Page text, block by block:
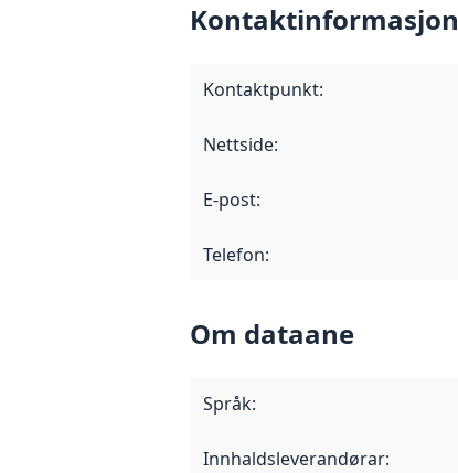
Kontaktinformasjon
Kontaktpunkt:
Nettside:
E-post:
Telefon:
Om dataane
Språk:
Innhaldsleverandørar: